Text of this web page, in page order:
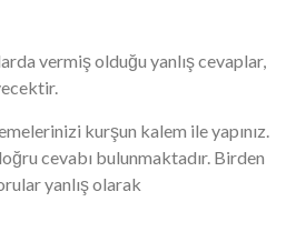
vermiş olduğu yanlış cevaplar,
kurşun kalem ile yapınız.
cevabı bulunmaktadır. Birden
yanlış olarak